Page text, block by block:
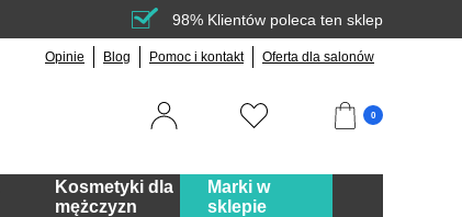
98% Klientów poleca ten sklep
Opinie Blog Pomoc i kontakt Oferta dla salonów
0
Kosmetyki dla
mężczyzn
Marki w
sklepie